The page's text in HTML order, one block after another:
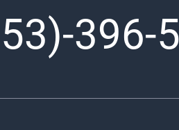
396-